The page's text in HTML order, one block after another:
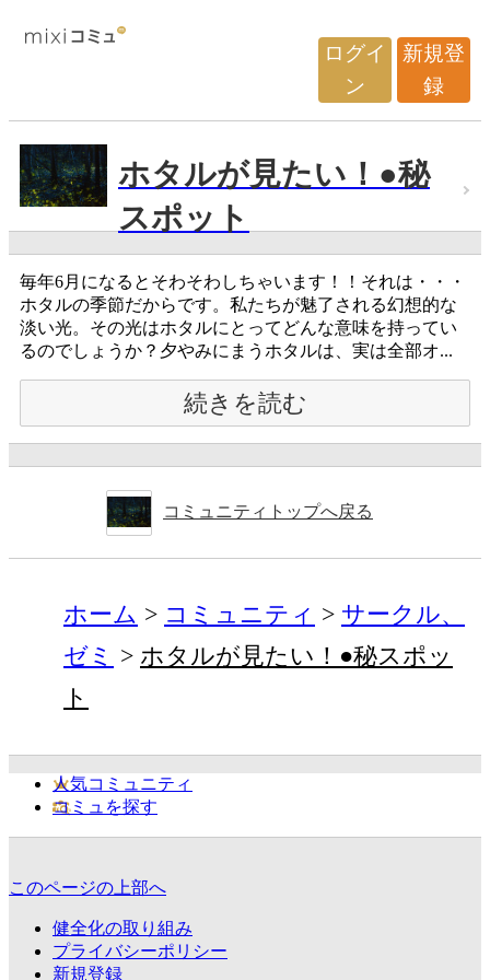
ログイ
ン
新規登
録
ホタルが見たい！●秘
スポット
毎年6月になるとそわそわしちゃいます！！それは・・・
ホタルの季節だからです。私たちが魅了される幻想的な
淡い光。その光はホタルにとってどんな意味を持ってい
るのでしょうか？夕やみにまうホタルは、実は全部オ...
続きを読む
コミュニティトップへ戻る
ホーム コミュニティ
サークル、
ゼミ
ホタルが見たい！●秘スポッ
ト
人気コミュニティ
コミュを探す
このページの上部へ
健全化の取り組み
プライバシーポリシー
新規登録